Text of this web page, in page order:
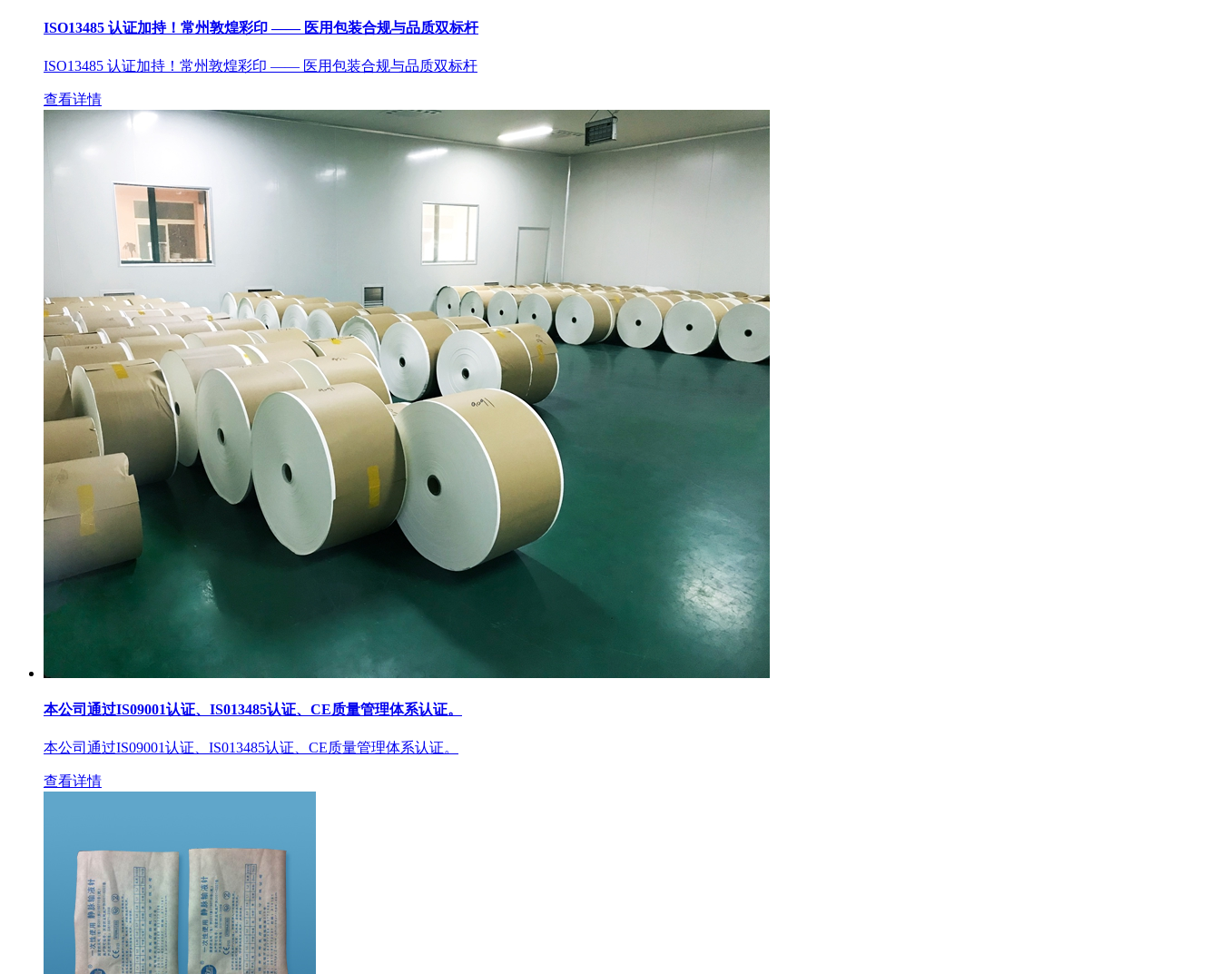
ISO13485 认证加持！常州敦煌彩印 —— 医用包装合规与品质双标杆
ISO13485 认证加持！常州敦煌彩印 —— 医用包装合规与品质双标杆
查看详情
本公司通过IS09001认证、IS013485认证、CE质量管理体系认证。
本公司通过IS09001认证、IS013485认证、CE质量管理体系认证。
查看详情